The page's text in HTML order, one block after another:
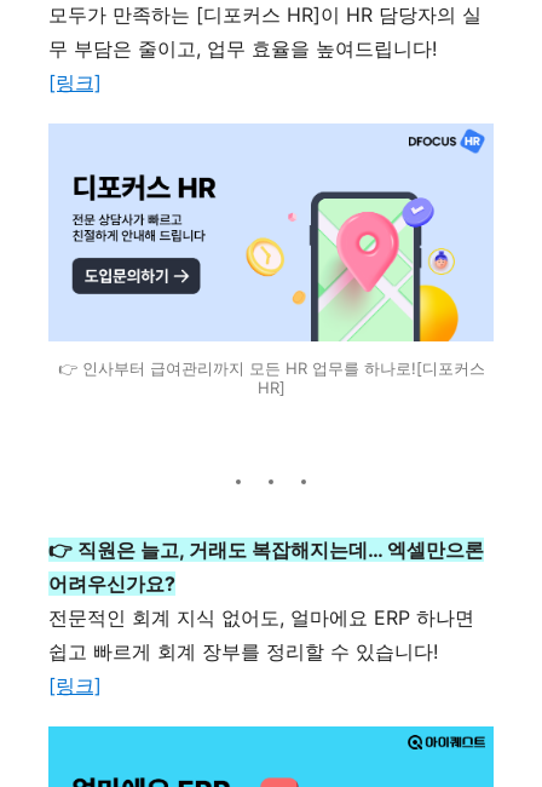
모두가 만족하는 [디포커스 HR]이 HR 담당자의 실
무 부담은 줄이고, 업무 효율을 높여드립니다!
[링크]
👉 인사부터 급여관리까지 모든 HR 업무를 하나로![디포커스
HR]
👉 직원은 늘고, 거래도 복잡해지는데… 엑셀만으론
어려우신가요?
전문적인 회계 지식 없어도, 얼마에요 ERP 하나면
쉽고 빠르게 회계 장부를 정리할 수 있습니다!
[링크]